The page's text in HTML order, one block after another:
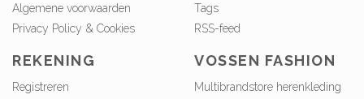
Algemene voorwaarden
Privacy Policy & Cookies
Tags
RSS-feed
REKENING
Registreren
VOSSEN FASHION
Multibrandstore herenkleding